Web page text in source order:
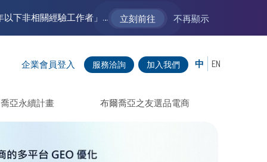
企業會員登入 服務洽詢 加入我們
亞永續計畫 布爾喬亞之友選品電商
中 EN
【VM 布爾喬亞招募中】新聲代發展計劃 2.0 ── AI PR 人才加速養成計劃（歡迎「應屆畢業生」、「一年以下相關 / 三年以下非相關經驗工作者」申請加入） 立刻前往 不再顯示